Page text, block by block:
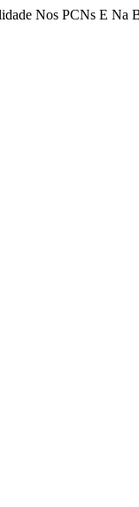
Nos PCNs E Na